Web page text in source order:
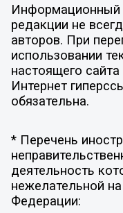
Информационный
редакции не
авторов. При
использовании
настоящего
Интернет
обязательна.
* Перечень
деятельность
нежелательной
Федерации: